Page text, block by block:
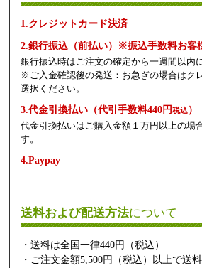
1.クレジットカード決済
2.銀行振込（前払い）※振込手数料お客
銀行振込時はご注文の確定から一週間以内
※ご入金確認後の発送：お急ぎの場合はク
選択ください。
3.代金引換払い（代引手数料440円税込）
代金引換払いはご購入金額１万円以上の場
す。
4.Paypay
送料および配送方法について
・送料は全国一律440円（税込）
・ご注文金額5,500円（税込）以上で送